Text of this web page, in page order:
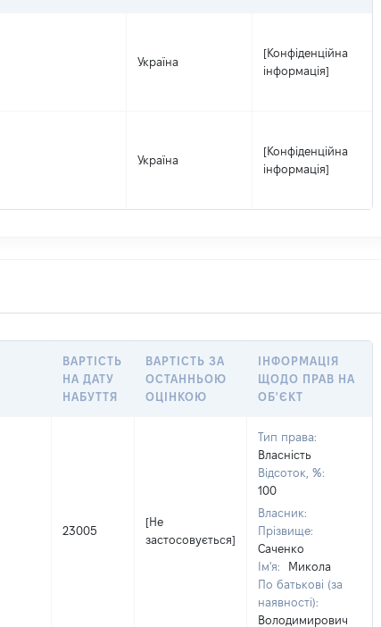
Україна
[Конфіденційна
інформація]
Україна
[Конфіденційна
інформація]
ВАРТІСТЬ
НА ДАТУ
НАБУТТЯ
ВАРТІСТЬ ЗА
ОСТАННЬОЮ
ОЦІНКОЮ
ІНФОРМАЦІЯ
ЩОДО ПРАВ НА
ОБ'ЄКТ
23005
[Не
застосовується]
Тип права:
Власність
Відсоток, %:
100
Власник:
Прізвище:
Саченко
Ім'я:
Микола
По батькові (за
наявності):
Володимирович